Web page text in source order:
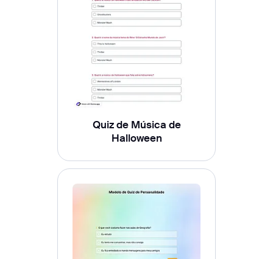
Quiz de Música de
Halloween